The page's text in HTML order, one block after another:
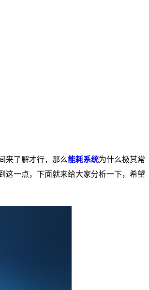
来了解才行，那么能耗系统为什么极其常
这一点，下面就来给大家分析一下，希望